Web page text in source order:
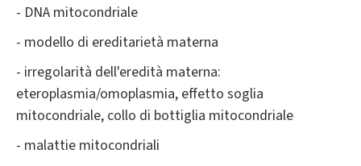
- DNA mitocondriale
- modello di ereditarietà materna
- irregolarità dell'eredità materna:
eteroplasmia/omoplasmia, effetto soglia
mitocondriale, collo di bottiglia mitocondriale
- malattie mitocondriali